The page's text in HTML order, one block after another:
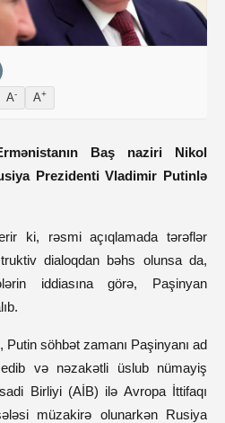
A- A+
Baş naziri Nikol
Prezidenti Vladimir Putinlə
ki, rəsmi açıqlamada tərəflər
dialoqdan bəhs olunsa da,
iddiasına görə, Paşinyan
söhbət zamanı Paşinyanı ad
və nəzakətli üslub nümayiş
Birliyi (AİB) ilə Avropa İttifaqı
müzakirə olunarkən Rusiya